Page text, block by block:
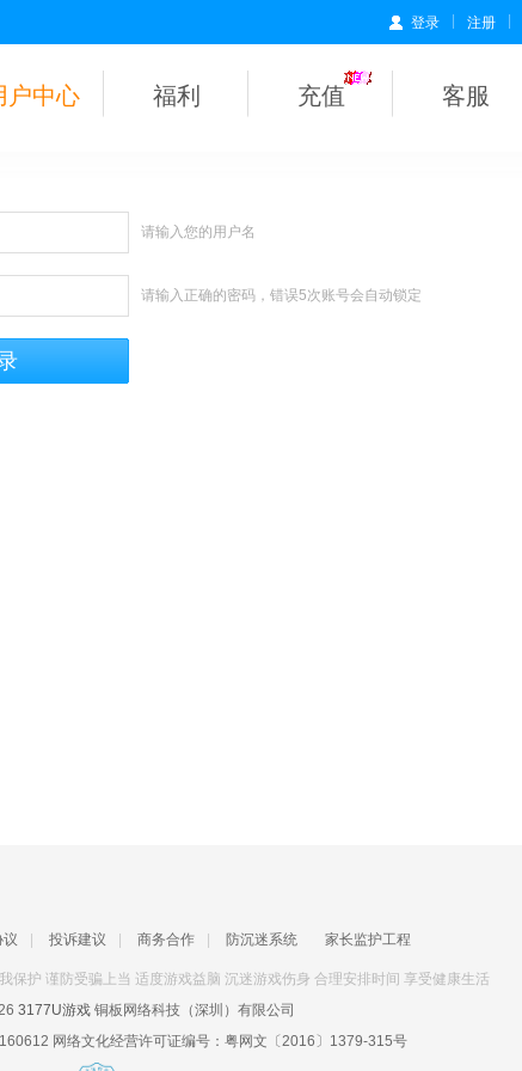
登录 注册
户中心 福利 充值 客服
请输入您的用户名
请输入正确的密码，错误5次账号会自动锁定
议 投诉建议 商务合作 防沉迷系统 家长监护工程
保护 谨防受骗上当 适度游戏益脑 沉迷游戏伤身 合理安排时间 享受健康生活
3177U游戏铜板网络科技（深圳）有限公司
网络文化经营许可证编号： 粤网文〔2016〕1379-315号